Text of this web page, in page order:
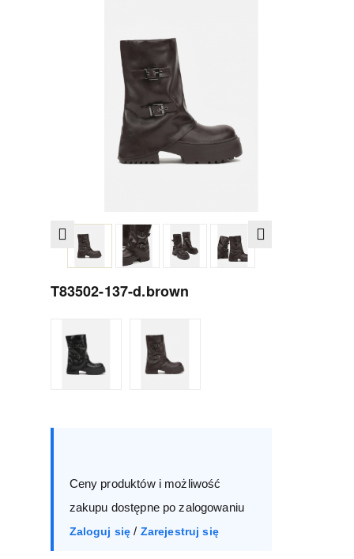
T83502-137-d.brown
39
40 41
Ceny produktów i możliwość
zakupu dostępne po zalogowaniu
Zaloguj się / Zarejestruj się